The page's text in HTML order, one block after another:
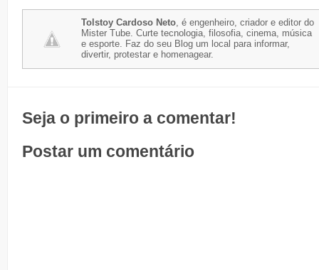
Tolstoy Cardoso Neto, é engenheiro, criador e editor do
Mister Tube. Curte tecnologia, filosofia, cinema, música
e esporte. Faz do seu Blog um local para informar,
divertir, protestar e homenagear.
Seja o primeiro a comentar!
Postar um comentário